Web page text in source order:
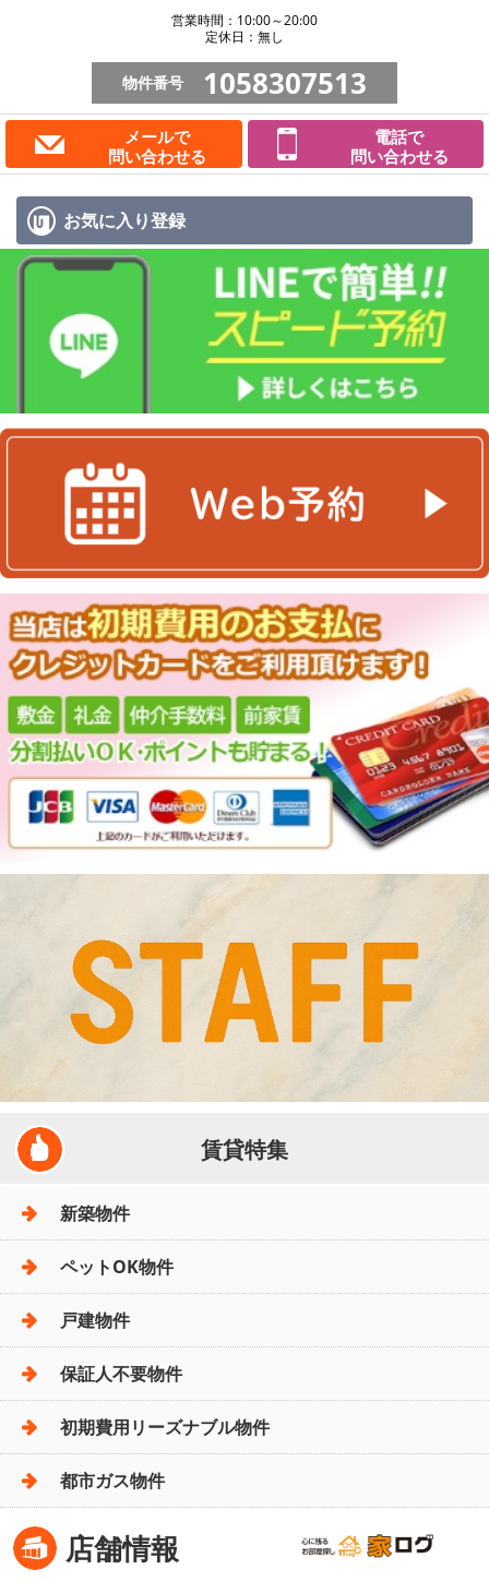
営業時間：10:00～20:00
定休日：無し
物件番号 1058307513
メールで
問い合わせる
電話で
問い合わせる
お気に入り登録
賃貸特集
新築物件
ペットOK物件
戸建物件
保証人不要物件
初期費用リーズナブル物件
都市ガス物件
店舗情報